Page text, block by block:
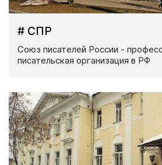
# СПР
Союз писателей России -
писательская организация в РФ